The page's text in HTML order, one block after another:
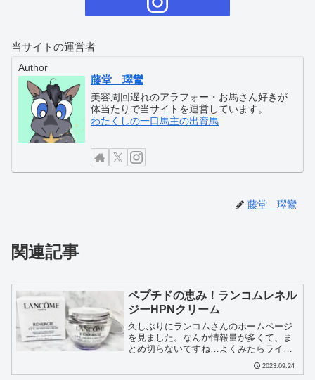
当サイトの運営者
Author
藤堂 璻鸞
美容周回遅れのアラフォー・お馬さん好きが
体当たりで当サイトを運営しています。
わたくしの一口馬主の出資馬
藤堂 璻鸞
関連記事
ペプチドの恵み！ランコムレネル
ジーHPNクリーム
久しぶりにランコムさんのホームページ
を見ました。なんか情報量が多くて、ま
とめ切らないですね…よくみたらライン
も整理されてて、プリモディアルもブラ
ンエクスペールもロングセラーのイドラ
2023.09.24